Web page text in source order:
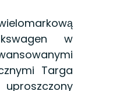
w
Targa